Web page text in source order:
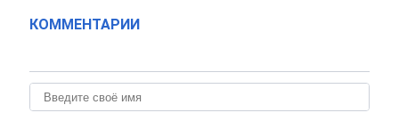
КОММЕНТАРИИ